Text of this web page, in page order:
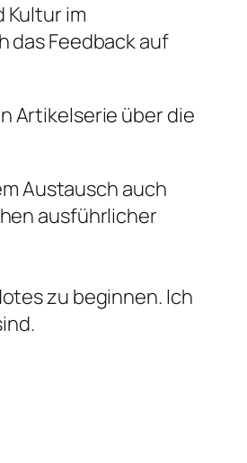
Kultur im
das Feedback auf
Artikelserie über die
Austausch auch
ausführlicher
zu beginnen. Ich